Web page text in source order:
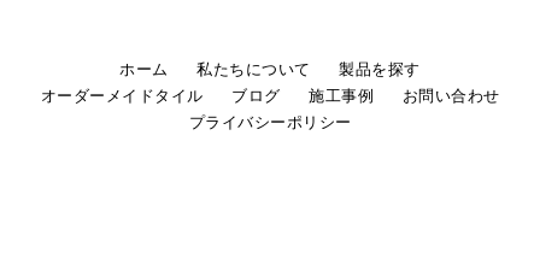
ホーム 私たちについて
製品を探す
オーダーメイドタイル
ブログ 施工事例
お問い合わせ
プライバシーポリシー